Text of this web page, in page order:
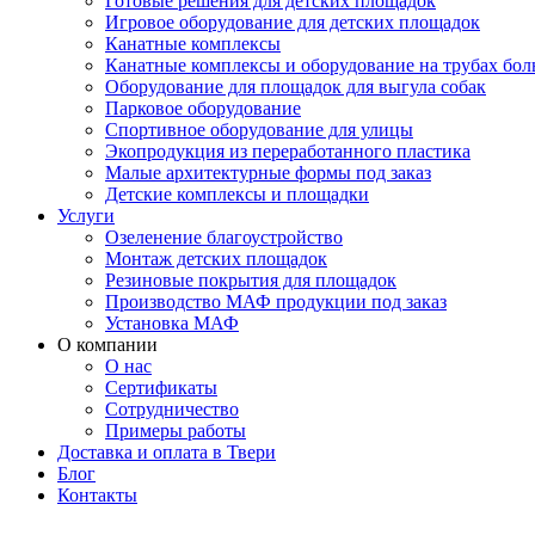
Игровое оборудование для детских площадок
Канатные комплексы
Канатные комплексы и оборудование на трубах
Оборудование для площадок для выгула собак
Парковое оборудование
Спортивное оборудование для улицы
Экопродукция из переработанного пластика
Малые архитектурные формы под заказ
Детские комплексы и площадки
Услуги
Озеленение благоустройство
Монтаж детских площадок
Резиновые покрытия для площадок
Производство МАФ продукции под заказ
Установка МАФ
О компании
О нас
Сертификаты
Сотрудничество
Примеры работы
Доставка и оплата в Твери
Блог
Контакты